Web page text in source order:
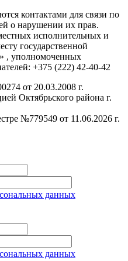
контактами для связи по
о нарушении их прав.
исполнительных и
государственной
, уполномоченных
+375 (222) 42-40-42
от 20.03.2008 г.
Октябрьского района г.
№779549 от 11.06.2026 г.
данных
данных